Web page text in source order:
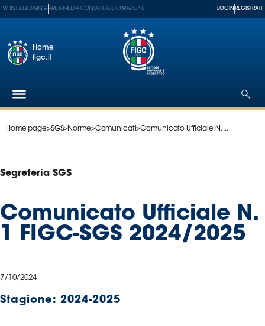
Federazione
Tecnici
Paralimpico
Serie
Serie
Femminile
WHISTLEBLOWING AREA MEDIA CONTATTI ASSICURAZIONE LOGIN REGISTRATI
Home
figc.it
Home page>SGS>Norme>Comunicati>Comunicato Ufficiale N. ...
Segreteria SGS
Comunicato Ufficiale N.
1 FIGC-SGS 2024/2025
7/10/2024
Stagione: 2024-2025